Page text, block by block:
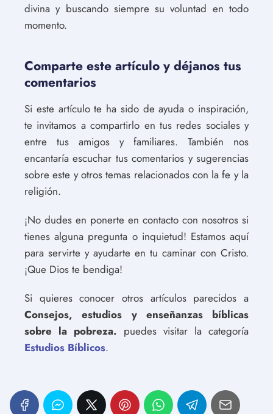
divina y buscando siempre su voluntad en todo
momento.
Comparte este artículo y déjanos tus
comentarios
Si este artículo te ha sido de ayuda o inspiración,
te invitamos a compartirlo en tus redes sociales y
entre tus amigos y familiares. También nos
encantaría escuchar tus comentarios y sugerencias
sobre este y otros temas relacionados con la fe y la
religión.
¡No dudes en ponerte en contacto con nosotros si
tienes alguna pregunta o inquietud! Estamos aquí
para servirte y ayudarte en tu caminar con Cristo.
¡Que Dios te bendiga!
Si quieres conocer otros artículos parecidos a
Consejos, estudios y enseñanzas bíblicas
sobre la pobreza. puedes visitar la categoría
Estudios Bíblicos.